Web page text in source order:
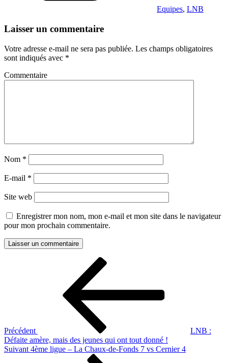
Equipes, LNB
Laisser un commentaire
Votre adresse e-mail ne sera pas publiée. Les champs obligatoires
sont indiqués avec *
Commentaire
Nom *
E-mail *
Site web
Enregistrer mon nom, mon e-mail et mon site dans le navigateur
pour mon prochain commentaire.
Précédent
LNB :
Défaite amère, mais des jeunes qui ont tout donné !
Article
Suivant 4ème ligue – La Chaux-de-Fonds 7 vs Cernier 4